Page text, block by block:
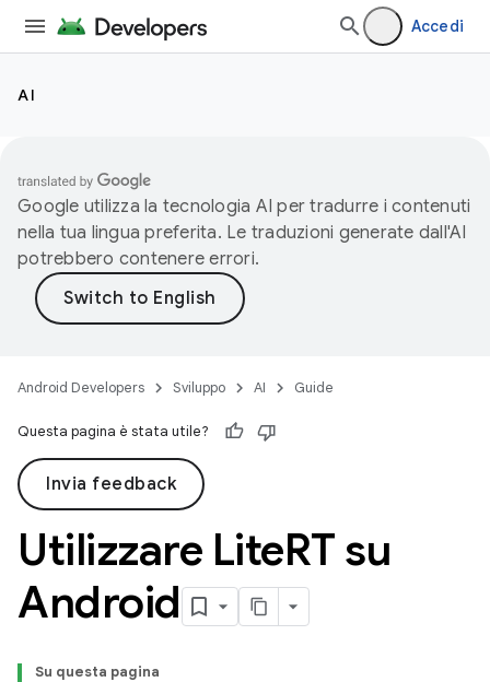
Accedi
AI
Google utilizza la tecnologia AI per tradurre i contenuti
nella tua lingua preferita. Le traduzioni generate dall'AI
potrebbero contenere errori.
Android Developers Sviluppo AI Guide
Questa pagina è stata utile?
Invia feedback
Utilizzare LiteRT su
Android
Su questa pagina